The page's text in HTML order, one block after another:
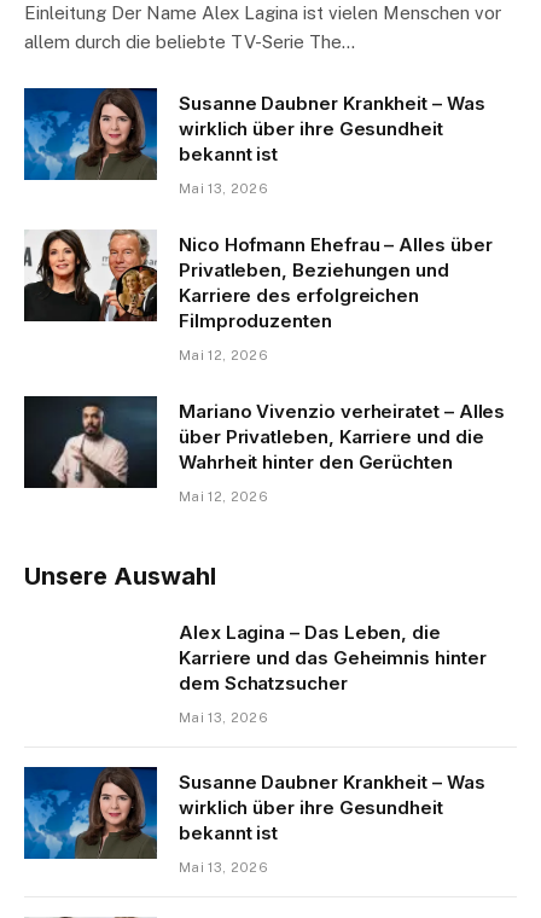
Einleitung Der Name Alex Lagina ist vielen Menschen vor
allem durch die beliebte TV-Serie The…
Susanne Daubner Krankheit – Was
wirklich über ihre Gesundheit
bekannt ist
Mai 13, 2026
Nico Hofmann Ehefrau – Alles über
Privatleben, Beziehungen und
Karriere des erfolgreichen
Filmproduzenten
Mai 12, 2026
Mariano Vivenzio verheiratet – Alles
über Privatleben, Karriere und die
Wahrheit hinter den Gerüchten
Mai 12, 2026
Unsere Auswahl
Alex Lagina – Das Leben, die
Karriere und das Geheimnis hinter
dem Schatzsucher
Mai 13, 2026
Susanne Daubner Krankheit – Was
wirklich über ihre Gesundheit
bekannt ist
Mai 13, 2026